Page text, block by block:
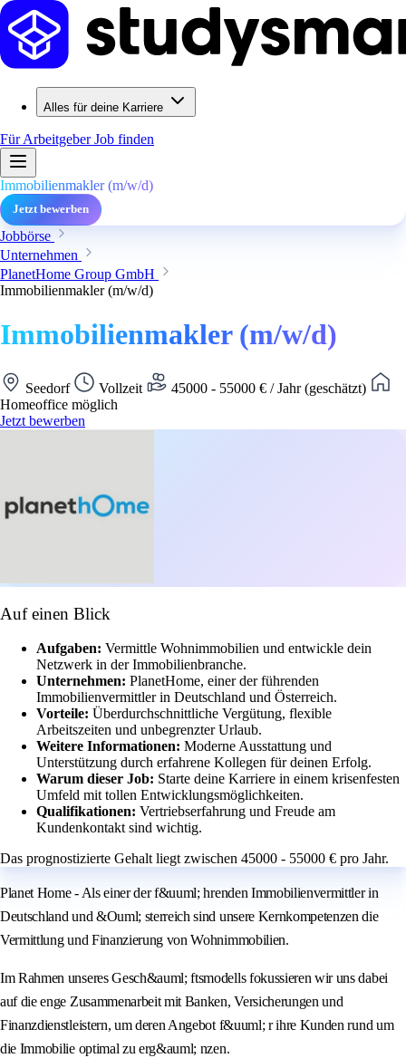
Alles für deine Karriere
Für ArbeitgeberJob finden
Immobilienmakler (m/w/d)
Jetzt bewerben
Jobbörse
Unternehmen
PlanetHome Group GmbH
Immobilienmakler (m/w/d)
Immobilienmakler (m/w/d)
Seedorf Vollzeit
45000 - 55000 € / Jahr (geschätzt)
Homeoffice möglich
Jetzt bewerben
Auf einen Blick
Aufgaben: Vermittle Wohnimmobilien und entwickle dein
Netzwerk in der Immobilienbranche.
Unternehmen: PlanetHome, einer der führenden
Immobilienvermittler in Deutschland und Österreich.
Vorteile: Überdurchschnittliche Vergütung, flexible
Arbeitszeiten und unbegrenzter Urlaub.
Weitere Informationen: Moderne Ausstattung und
Unterstützung durch erfahrene Kollegen für deinen Erfolg.
Warum dieser Job: Starte deine Karriere in einem krisenfesten
Umfeld mit tollen Entwicklungsmöglichkeiten.
Qualifikationen: Vertriebserfahrung und Freude am
Kundenkontakt sind wichtig.
Das prognostizierte Gehalt liegt zwischen 45000 - 55000 € pro Jahr.
Planet Home - Als einer der f&uuml; hrenden Immobilienvermittler in
Deutschland und &Ouml; sterreich sind unsere Kernkompetenzen die
Vermittlung und Finanzierung von Wohnimmobilien.
Im Rahmen unseres Gesch&auml; ftsmodells fokussieren wir uns dabei
auf die enge Zusammenarbeit mit Banken, Versicherungen und
Finanzdienstleistern, um deren Angebot f&uuml; r ihre Kunden rund um
die Immobilie optimal zu erg&auml; nzen.